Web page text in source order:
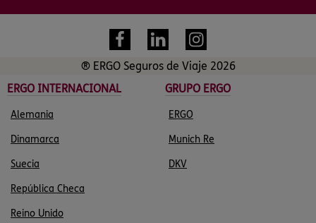
® ERGO Seguros de Viaje 2026
ERGO INTERNACIONAL
GRUPO ERGO
Alemania ERGO
Dinamarca Munich Re
Suecia DKV
República Checa
Reino Unido